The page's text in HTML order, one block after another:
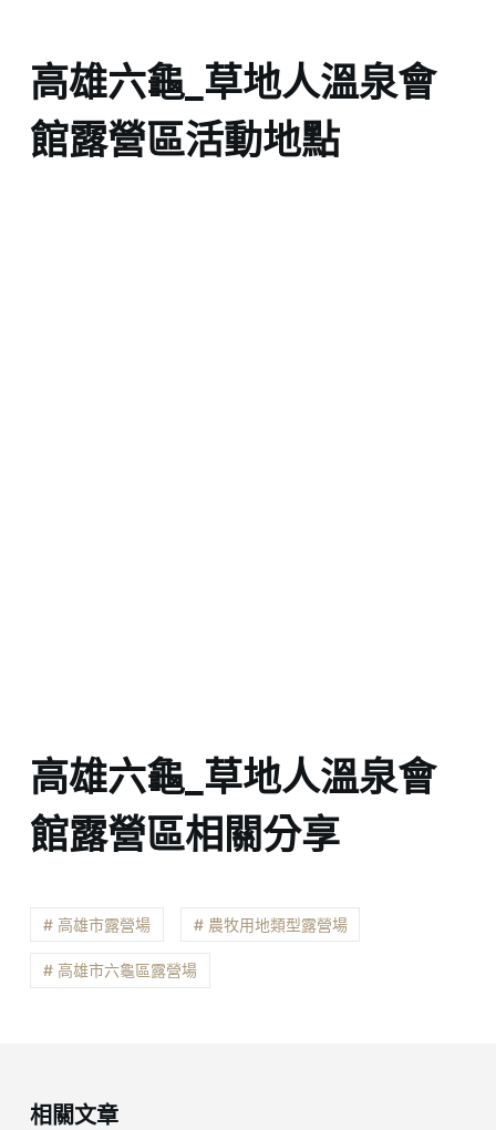
高雄六龜_草地人溫泉會
館露營區活動地點
高雄六龜_草地人溫泉會
館露營區相關分享
# 高雄市露營場 # 農牧用地類型露營場
# 高雄市六龜區露營場
相關文章